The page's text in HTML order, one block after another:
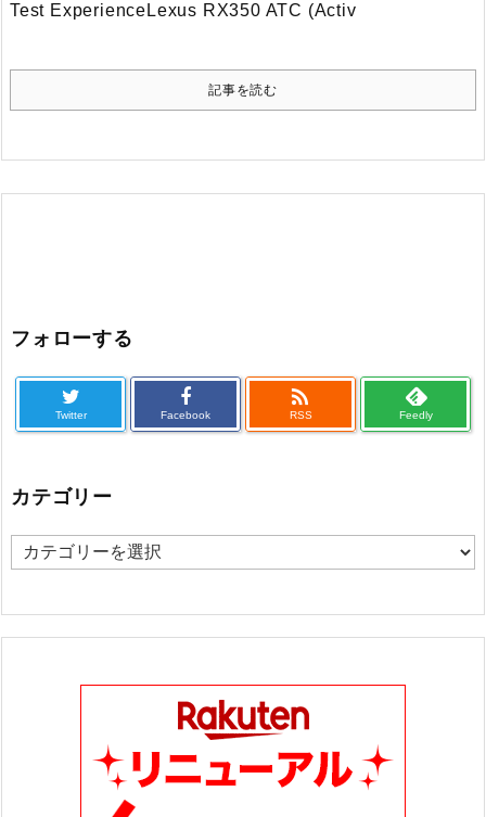
Test Experience Lexus RX350 ATC (Activ
記事を読む
フォローする
Twitter Facebook

RSS Feedly
カテゴリー
カ
ゴ